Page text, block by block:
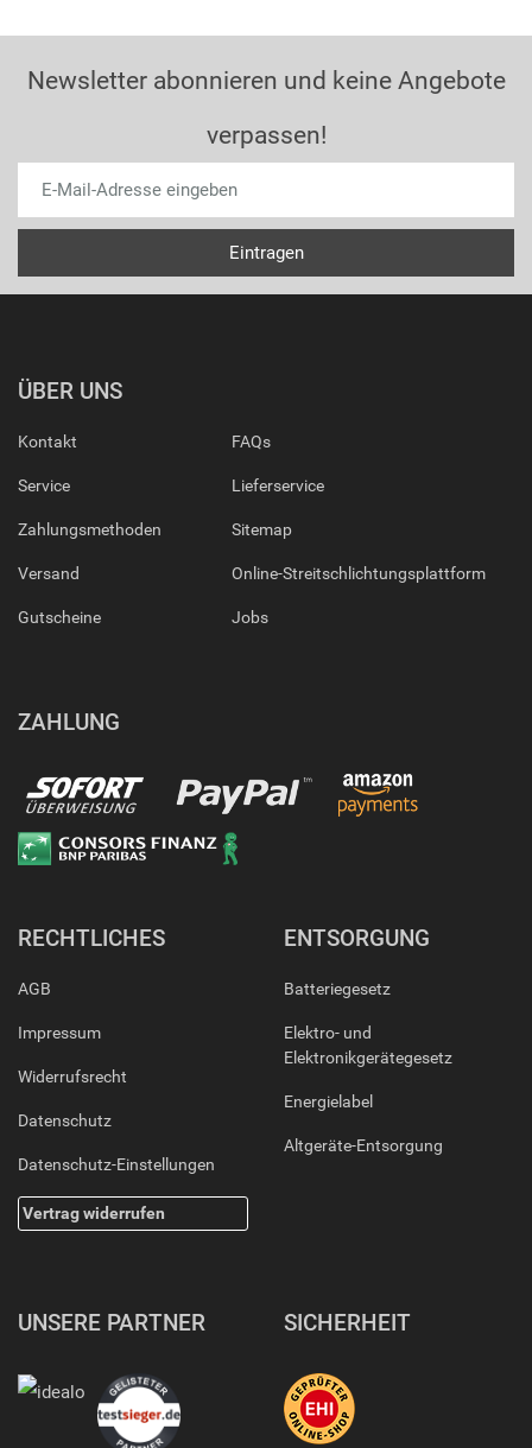
Newsletter abonnieren und keine Angebote
verpassen!
ÜBER UNS
Kontakt
Service
Zahlungsmethoden
Versand
Gutscheine
FAQs
Lieferservice
Sitemap
Online-Streitschlichtungsplattform
Jobs
ZAHLUNG
RECHTLICHES
AGB
Impressum
Widerrufsrecht
Datenschutz
Datenschutz-Einstellungen
Vertrag widerrufen
ENTSORGUNG
Batteriegesetz
Elektro- und
Elektronikgerätegesetz
Energielabel
Altgeräte-Entsorgung
UNSERE PARTNER SICHERHEIT